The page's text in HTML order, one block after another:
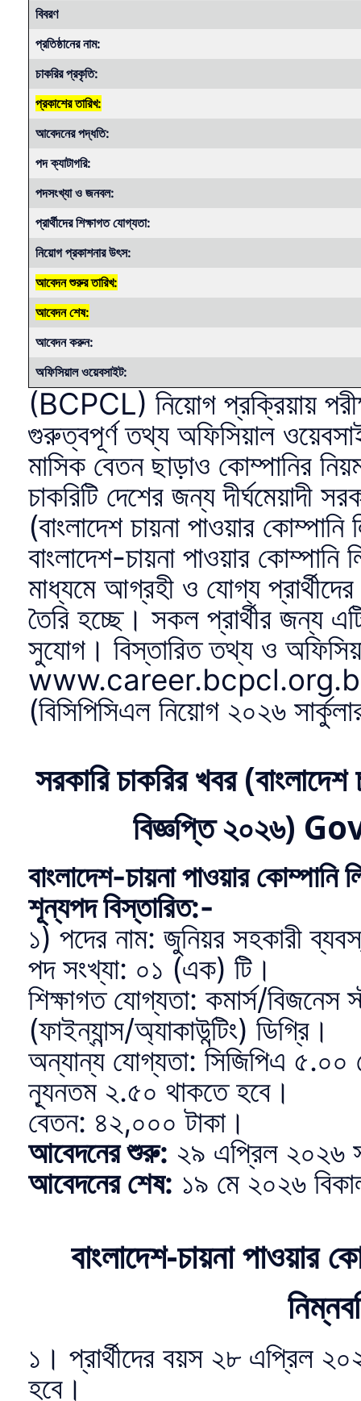
বিবরণ
প্রতিষ্ঠানের নাম:
চাকরির প্রকৃতি:
প্রকাশের তারিখ:
আবেদনের পদ্ধতি:
পদ ক্যাটাগরি:
পদসংখ্যা ও জনবল:
প্রার্থীদের শিক্ষাগত যোগ্যতা:
নিয়োগ প্রকাশনার উৎস:
আবেদন শুরুর তারিখ:
আবেদন শেষ:
আবেদন করুন:
অফিসিয়াল ওয়েবসাইট:
(BCPCL) নিয়োগ প্রক্রিয়ায়
গুরুত্বপূর্ণ তথ্য অফিসিয়াল
মাসিক বেতন ছাড়াও কোম্পানির
চাকরিটি দেশের জন্য দীর্ঘমেয়াদী
(বাংলাদেশ চায়না পাওয়ার
বাংলাদেশ-চায়না পাওয়ার
মাধ্যমে আগ্রহী ও যোগ্য
তৈরি হচ্ছে। সকল প্রার্থীর জন্য
সুযোগ। বিস্তারিত তথ্য ও
www.career.bcpcl.org.bd
(বিসিপিসিএল নিয়োগ ২০২৬
সরকারি চাকরির খবর
বিজ্ঞপ্তি ২০২৬)
বাংলাদেশ-চায়না পাওয়ার
শূন্যপদ বিস্তারিত:-
১) পদের নাম: জুনিয়র সহকারী
পদ সংখ্যা: ০১ (এক) টি।
শিক্ষাগত যোগ্যতা: কমার্স/বিজনেস
(ফাইন্যান্স/অ্যাকাউন্টিং) ডিগ্রি।
অন্যান্য যোগ্যতা: সিজিপিএ
ন্যূনতম ২.৫০ থাকতে হবে।
বেতন: ৪২,০০০ টাকা।
আবেদনের শুরু: ২৯ এপ্রিল ২০২৬
আবেদনের শেষ: ১৯ মে ২০২৬
বাংলাদেশ-চায়না পাওয়ার
১। প্রার্থীদের বয়স ২৮ এপ্রিল
হবে।